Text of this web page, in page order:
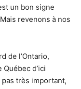
un bon signe
revenons à nos
de l’Ontario,
d’ici
très important,